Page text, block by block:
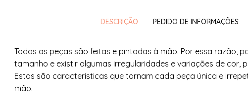
DESCRIÇÃO PEDIDO DE INFORMAÇÕES
Todas as peças são feitas e pintadas à mão. Por essa razão,
tamanho e existir algumas irregularidades e variações de cor,
Estas são características que tornam cada peça única e
mão.